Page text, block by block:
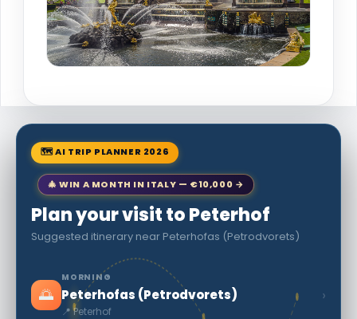
🗺 AI TRIP PLANNER 2026
🎄 WIN A MONTH IN ITALY — €10,000 →
Plan your visit to Peterhof
Suggested itinerary near Peterhofas (Petrodvorets)
🌅
MORNING
Peterhofas (Petrodvorets)
📍 Peterhof
›